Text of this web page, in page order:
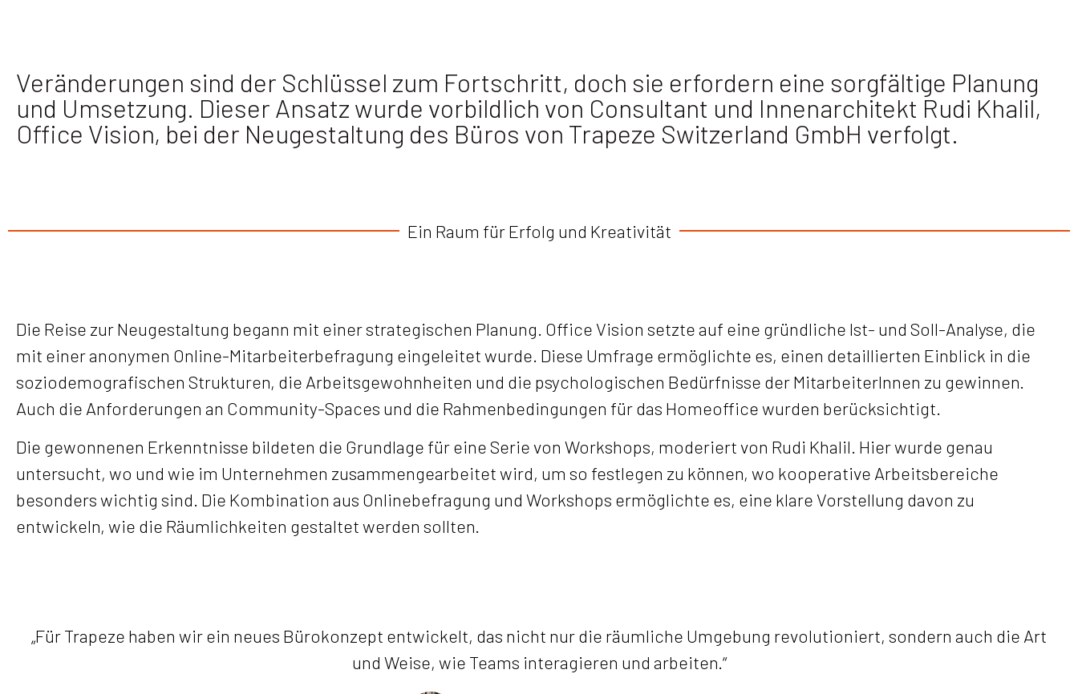
Veränderungen sind der Schlüssel zum Fortschritt, doch sie erfordern eine sorgfältige Planung
und Umsetzung. Dieser Ansatz wurde vorbildlich von Consultant und Innenarchitekt Rudi Khalil,
Office Vision, bei der Neugestaltung des Büros von Trapeze Switzerland GmbH verfolgt.
Ein Raum für Erfolg und Kreativität
Die Reise zur Neugestaltung begann mit einer strategischen Planung. Office Vision setzte auf eine gründliche Ist- und Soll-Analyse, die
mit einer anonymen Online-Mitarbeiterbefragung eingeleitet wurde. Diese Umfrage ermöglichte es, einen detaillierten Einblick in die
soziodemografischen Strukturen, die Arbeitsgewohnheiten und die psychologischen Bedürfnisse der MitarbeiterInnen zu gewinnen.
Auch die Anforderungen an Community-Spaces und die Rahmenbedingungen für das Homeoffice wurden berücksichtigt.
Die gewonnenen Erkenntnisse bildeten die Grundlage für eine Serie von Workshops, moderiert von Rudi Khalil. Hier wurde genau
untersucht, wo und wie im Unternehmen zusammengearbeitet wird, um so festlegen zu können, wo kooperative Arbeitsbereiche
besonders wichtig sind. Die Kombination aus Onlinebefragung und Workshops ermöglichte es, eine klare Vorstellung davon zu
entwickeln, wie die Räumlichkeiten gestaltet werden sollten.
„Für Trapeze haben wir ein neues Bürokonzept entwickelt, das nicht nur die räumliche Umgebung revolutioniert, sondern auch die Art
und Weise, wie Teams interagieren und arbeiten.“